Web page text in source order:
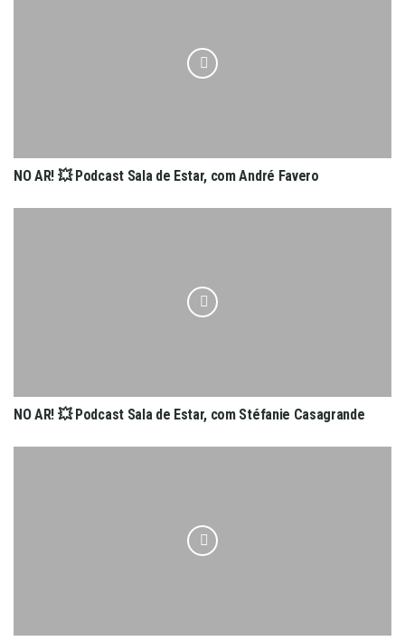
NO AR! 💥 Podcast Sala de Estar, com André Favero
NO AR! 💥 Podcast Sala de Estar, com Stéfanie Casagrande